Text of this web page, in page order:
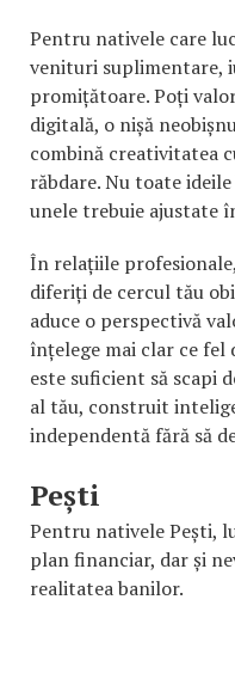
Pentru nativele care
venituri suplimentare,
promițătoare. Poți
digitală, o nișă
combină creativitatea
răbdare. Nu toate
unele trebuie ajustate
În relațiile
diferiți de cercul tău
aduce o perspectivă
înțelege mai clar ce
este suficient să scapi
al tău, construit
independentă fără să
Pești
Pentru nativele Pești,
plan financiar, dar și
realitatea banilor.